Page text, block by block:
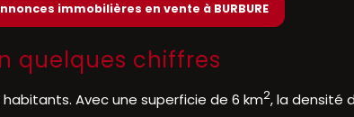
immobilières en vente à BURBURE
quelques chiffres
habitants. Avec une superficie de 6 km2, la densité